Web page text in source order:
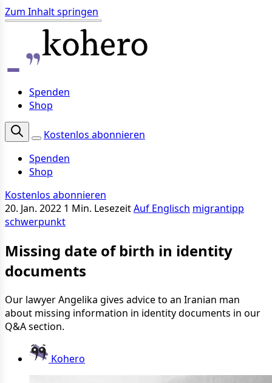
Zum Inhalt springen
Spenden
Shop
Kostenlos abonnieren
Spenden
Shop
Kostenlos abonnieren
20. Jan. 2022 1 Min. LesezeitAuf Englisch migrantipp
schwerpunkt
Missing date of birth in identity
documents
Our lawyer Angelika gives advice to an Iranian man
about missing information in identity documents in our
Q&A section.
Kohero